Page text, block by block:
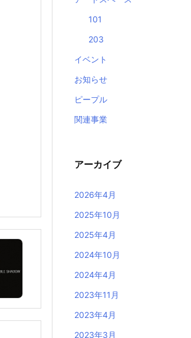
101
203
イベント
お知らせ
ピープル
関連事業
アーカイブ
2026年4月
2025年10月
2025年4月
2024年10月
2024年4月
2023年11月
2023年4月
2023年3月